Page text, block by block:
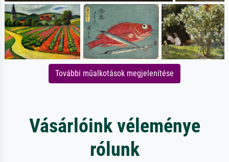
További műalkotások megjelenítése
Vásárlóink véleménye
rólunk